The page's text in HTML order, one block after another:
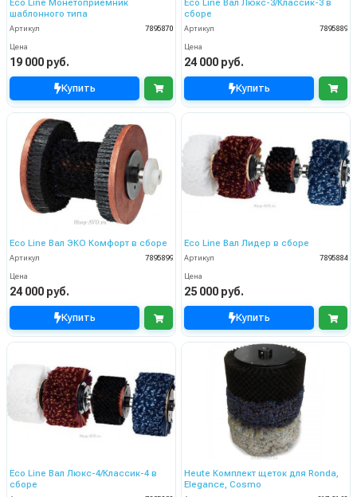
Eco Line Монетоприемник
шаблонного типа
Артикул 7895870
Цена
19 000 руб.
Купить
Eco Line Вал Люкс-3/Классик-3 в
сборе
Артикул 7895889
Цена
24 000 руб.
Купить
Eco Line Вал ЭКО Комфорт в сборе
Артикул 7895899
Цена
24 000 руб.
Купить
Eco Line Вал Лидер в сборе
Артикул 7895884
Цена
25 000 руб.
Купить
Eco Line Вал Люкс-4/Классик-4 в
сборе
Heute Комплект щеток для Ronda,
Elegance, Cosmo